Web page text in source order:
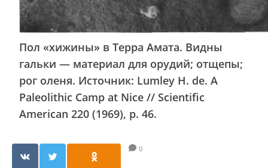
Пол «хижины» в Терра Амата. Видны
гальки — материал для орудий; отщепы;
рог оленя. Источник: Lumley H. de. A
Paleolithic Camp at Nice // Scientific
American 220 (1969), p. 46.
0